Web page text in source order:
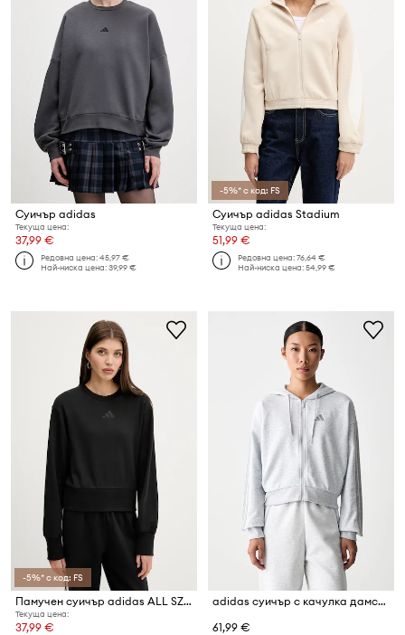
Суичър adidas
Текуща цена:
37,99 €
Редовна цена:45,97 €
Най-ниска цена:39,99 €
-5%* с код: FS
Суичър adidas Stadium
Текуща цена:
51,99 €
Редовна цена:76,64 €
Най-ниска цена:54,99 €
-5%* с код: FS
Памучен суичър adidas ALL SZN
Текуща цена:
37,99 €
adidas суичър с качулка дамски с памук Essentials
61,99 €